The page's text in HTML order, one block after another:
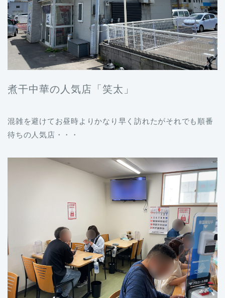
煮干中華の人気店「笑太」
混雑を避けてお昼時よりかなり早く訪れたがそれでも順番
待ちの人気店・・・